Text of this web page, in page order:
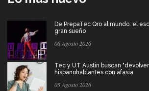
De PrepaTec Qro al mundo: el
gran sueño
06 Agosto 2026
Tec y UT Austin buscan
hispanohablantes con afasia
05 Agosto 2026